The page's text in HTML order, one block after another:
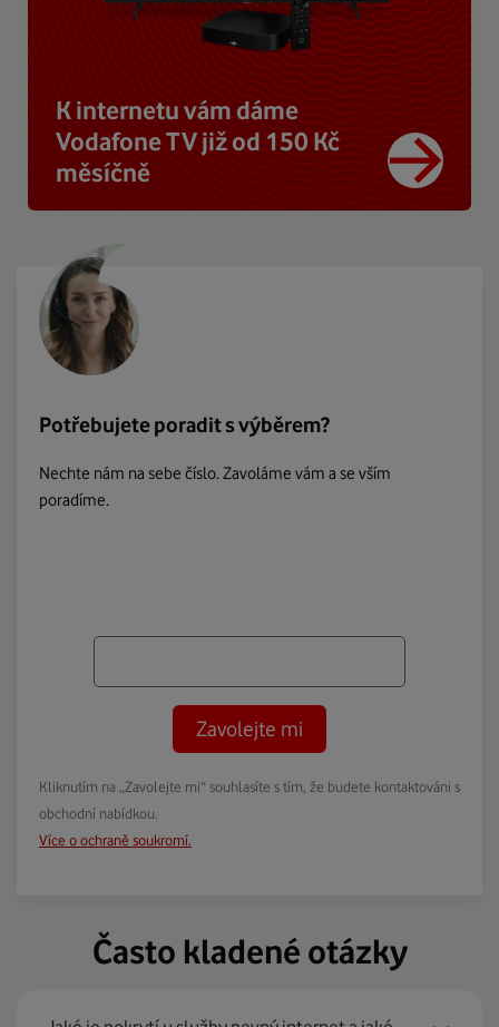
K internetu vám dáme
Vodafone TV již od 150 Kč
měsíčně
Potřebujete poradit s výběrem?
Nechte nám na sebe číslo. Zavoláme vám a se vším
poradíme.
Zavolejte mi
Kliknutím na „Zavolejte mi“ souhlasíte s tím, že budete kontaktováni s
obchodní nabídkou.
Více o ochraně soukromí.
Často kladené otázky